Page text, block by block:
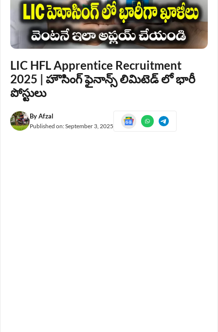
LIC HFL Apprentice Recruitment
2025 | హౌసింగ్ ఫైనాన్స్ లిమిటెడ్ లో భారీ
పోస్టులు
ByAfzal
Published on:September 3, 2025